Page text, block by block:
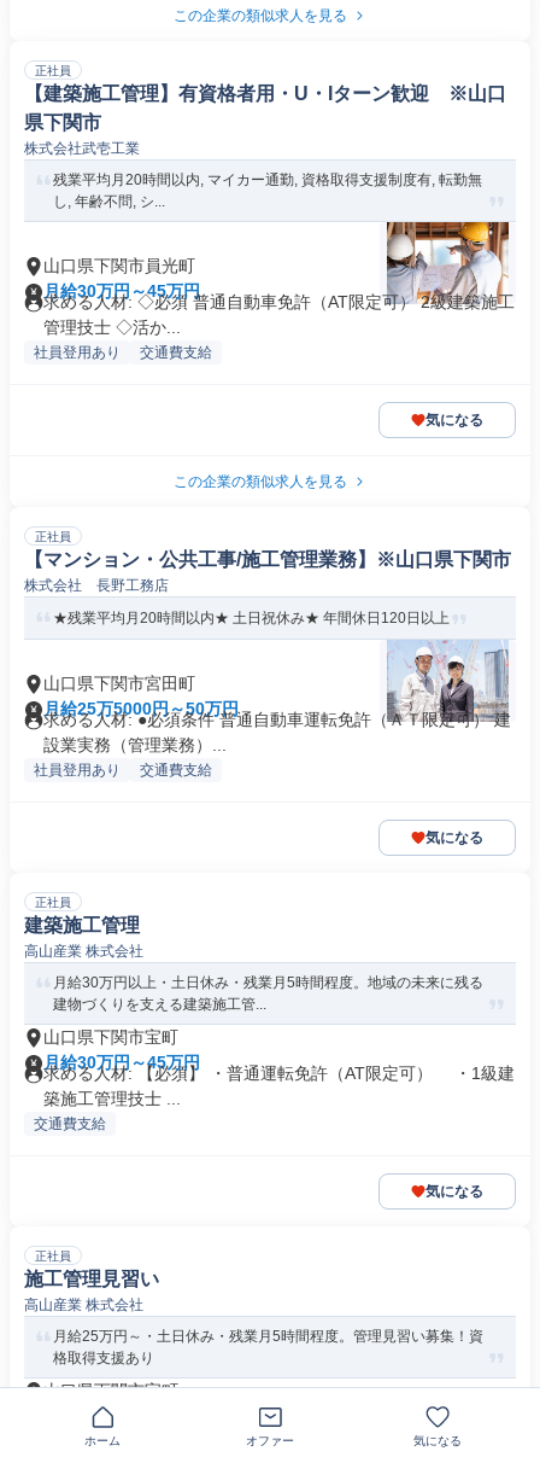
この企業の類似求人を見る
正社員
【建築施工管理】有資格者用・U・Iターン歓迎 ※山口
県下関市
株式会社武壱工業
残業平均月20時間以内, マイカー通勤, 資格取得支援制度有, 転勤無
し, 年齢不問, シ...
山口県下関市員光町
月給30万円～45万円
求める人材: ◇必須 普通自動車免許（AT限定可） 2級建築施工
管理技士 ◇活か...
社員登用あり 交通費支給
気になる
この企業の類似求人を見る
正社員
【マンション・公共工事/施工管理業務】※山口県下関市
株式会社 長野工務店
★残業平均月20時間以内★ 土日祝休み★ 年間休日120日以上
山口県下関市宮田町
月給25万5000円～50万円
求める人材: ●必須条件 普通自動車運転免許（ＡＴ限定可） 建
設業実務（管理業務）...
社員登用あり 交通費支給
気になる
正社員
建築施工管理
高山産業 株式会社
月給30万円以上・土日休み・残業月5時間程度。地域の未来に残る
建物づくりを支える建築施工管...
山口県下関市宝町
月給30万円～45万円
求める人材: 【必須】 ・普通運転免許（AT限定可） ・1級建
築施工管理技士 ...
交通費支給
気になる
正社員
施工管理見習い
高山産業 株式会社
月給25万円～・土日休み・残業月5時間程度。管理見習い募集！資
格取得支援あり
山口県下関市宝町
月給25万円以上
求める人材: 【必須】 ・普通運転免許（AT限定可） 【応募
条件】 30歳未...
ホーム オファー 気になる